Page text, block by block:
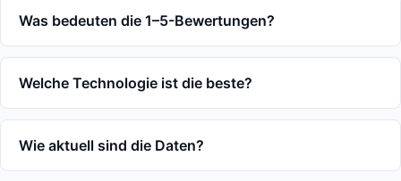
Was bedeuten die 1–5-Bewertungen?
Welche Technologie ist die beste?
Wie aktuell sind die Daten?